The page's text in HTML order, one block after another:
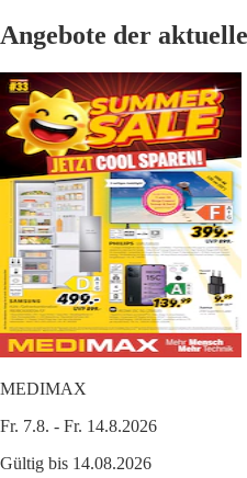
Angebote der
MEDIMAX
Fr. 7.8. - Fr. 14.8.2026
Gültig bis 14.08.2026